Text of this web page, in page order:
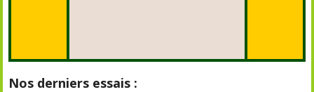
Nos derniers essais :